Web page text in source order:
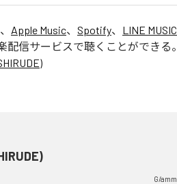
Apple Music、 Spotify、 LINE MUSIC
配信サービスで聴くことができる。
G/amm